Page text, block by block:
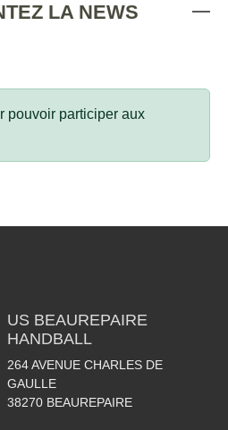
LA NEWS
pouvoir participer aux
US BEAUREPAIRE
HANDBALL
264 AVENUE CHARLES DE
GAULLE
38270 BEAUREPAIRE